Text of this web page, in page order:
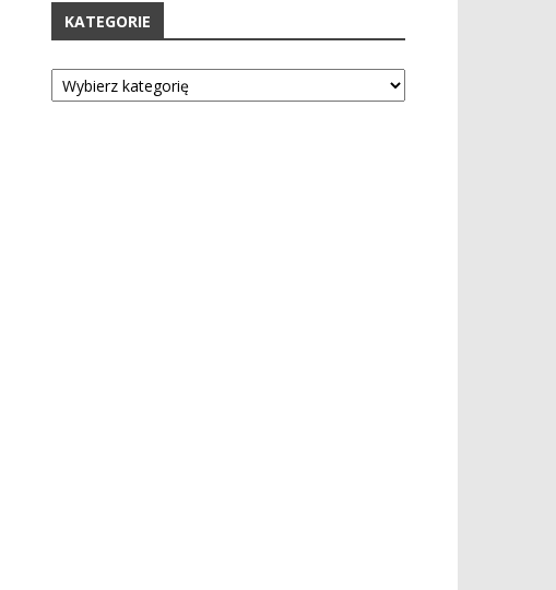
KATEGORIE
Kategorie